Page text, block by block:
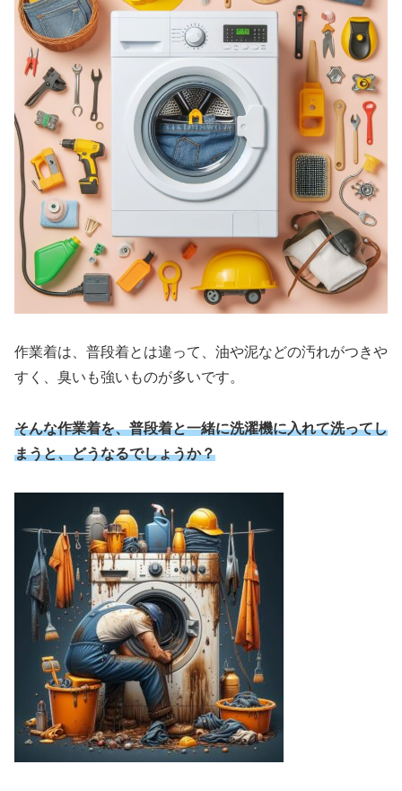
作業着は、普段着とは違って、油や泥などの汚れがつきや
すく、臭いも強いものが多いです。
そんな作業着を、普段着と一緒に洗濯機に入れて洗ってし
まうと、どうなるでしょうか？